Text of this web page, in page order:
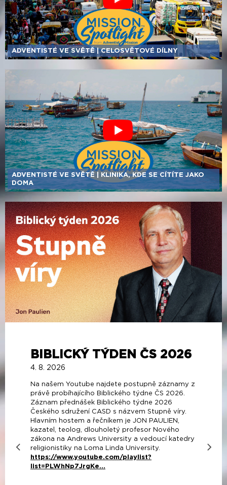
ADVENTISTÉ VE SVĚTĚ | CELOSVĚTOVÉ DÍLNY
ADVENTISTÉ VE SVĚTĚ | KLINIKA, KDE SE CÍTÍTE JAKO
DOMA
BIBLICKÝ TÝDEN ČS 2026
4. 8. 2026
Na našem Youtube najdete postupně záznamy z
právě probíhajícího Biblického týdne ČS 2026.
Záznam přednášek Biblického týdne 2026
Českého sdružení CASD s názvem Stupně víry.
Hlavním hostem a řečníkem je JON PAULIEN,
kazatel, teolog, dlouholetý profesor Nového
zákona na Andrews University a vedoucí katedry
religionistiky na Loma Linda University.
https://www.youtube.com/playlist?
list=PLWhNp7JrgKe...